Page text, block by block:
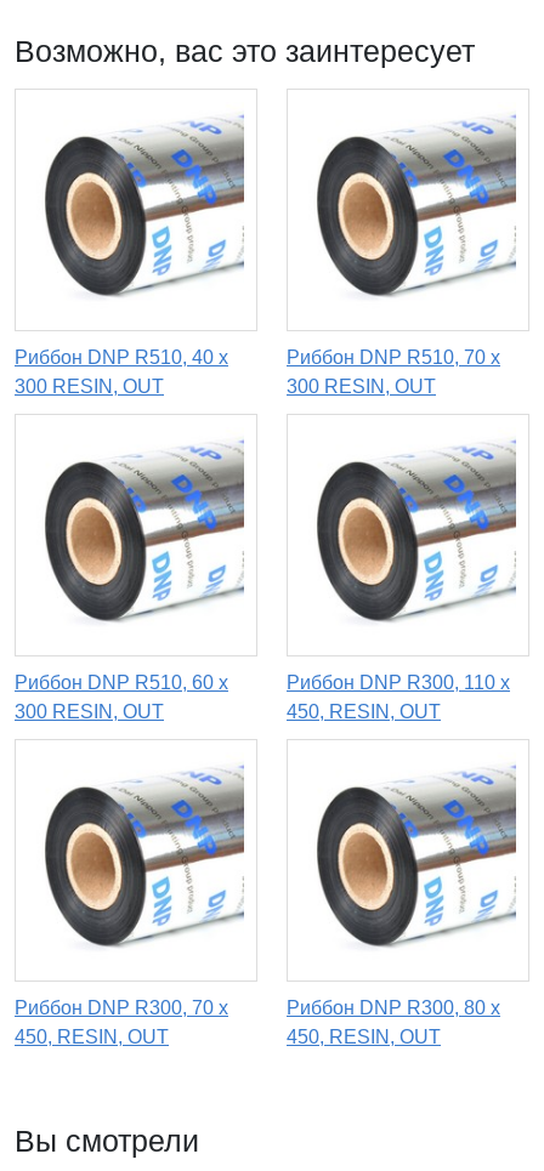
Возможно, вас это заинтересует
Риббон DNP R510, 40 x
300 RESIN, OUT
Риббон DNP R510, 70 х
300 RESIN, OUT
Риббон DNP R510, 60 х
300 RESIN, OUT
Риббон DNP R300, 110 х
450, RESIN, OUT
Риббон DNP R300, 70 х
450, RESIN, OUT
Риббон DNP R300, 80 х
450, RESIN, OUT
Вы смотрели